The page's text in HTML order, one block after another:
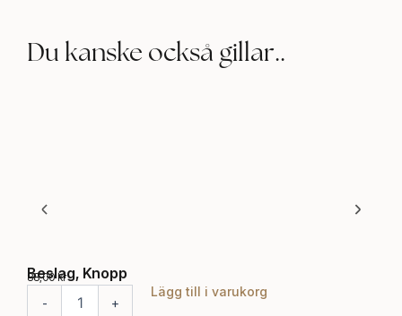
Du kanske också gillar..
Beslag, Knopp
88,00kr
- +
Lägg till i varukorg